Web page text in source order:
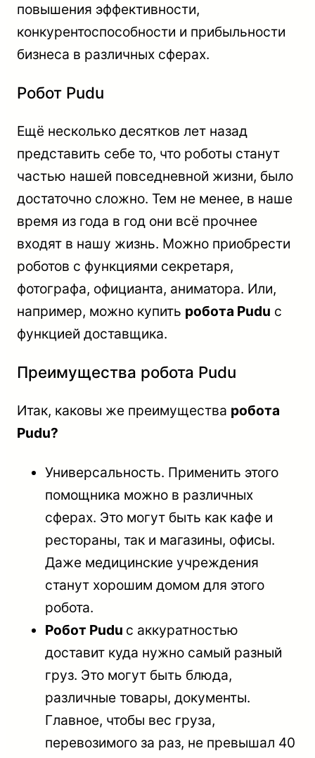
повышения эффективности,
конкурентоспособности и прибыльности
бизнеса в различных сферах.
Робот Рudu
Ещё несколько десятков лет назад
представить себе то, что роботы станут
частью нашей повседневной жизни, было
достаточно сложно. Тем не менее, в наше
время из года в год они всё прочнее
входят в нашу жизнь. Можно приобрести
роботов с функциями секретаря,
фотографа, официанта, аниматора. Или,
например, можно купить робота Рudu с
функцией доставщика.
Преимущества робота Рudu
Итак, каковы же преимущества робота
Рudu?
Универсальность. Применить этого
помощника можно в различных
сферах. Это могут быть как кафе и
рестораны, так и магазины, офисы.
Даже медицинские учреждения
станут хорошим домом для этого
робота.
Робот Рudu с аккуратностью
доставит куда нужно самый разный
груз. Это могут быть блюда,
различные товары, документы.
Главное, чтобы вес груза,
перевозимого за раз, не превышал 40